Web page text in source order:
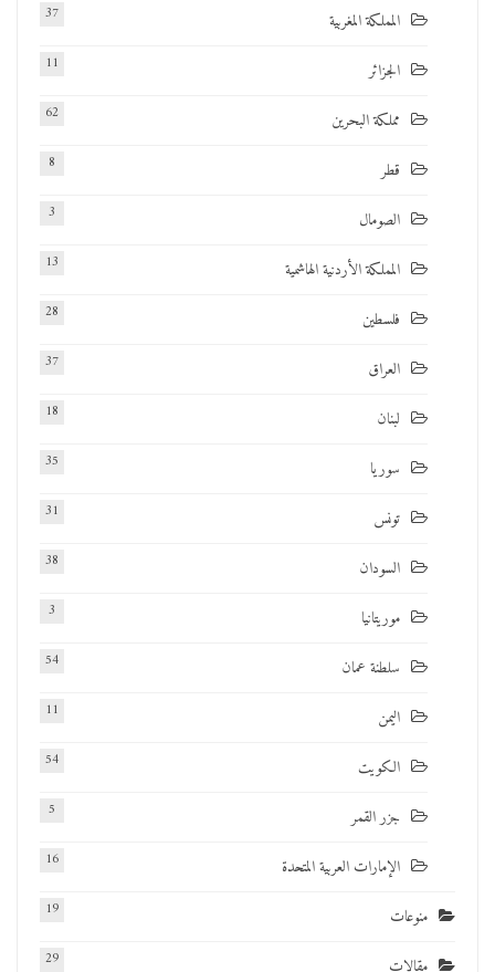
المملكة المغربية 37
الجزائر 11
مملكة البحرين 62
قطر 8
الصومال 3
المملكة الأردنية الهاشمية 13
فلسطين 28
العراق 37
لبنان 18
سوريا 35
تونس 31
السودان 38
موريتانيا 3
سلطنة عمان 54
اليمن 11
الكويت 54
جزر القمر 5
الإمارات العربية المتحدة 16
منوعات 19
29